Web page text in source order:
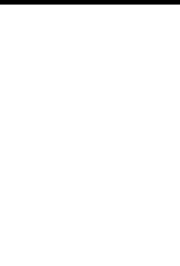
YouTube